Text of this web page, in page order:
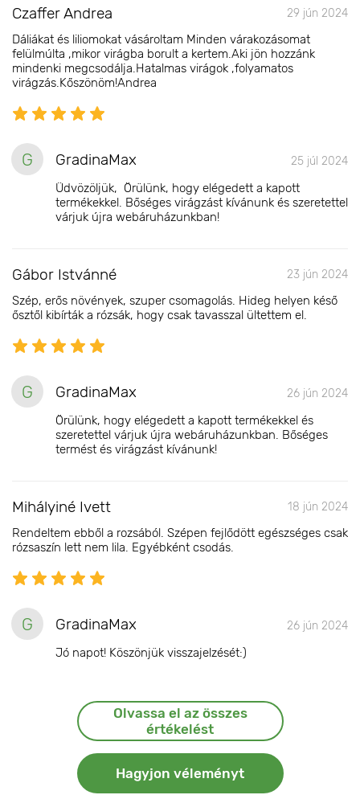
Czaffer Andrea 29 jún 2024
Dáliákat és liliomokat vásároltam Minden várakozásomat
felülmúlta ,mikor virágba borult a kertem.Aki jön hozzánk
mindenki megcsodálja.Hatalmas virágok ,folyamatos
virágzás.Kőszönöm!Andrea
G GradinaMax 25 júl 2024
Üdvözöljük, Örülünk, hogy elégedett a kapott
termékekkel. Bőséges virágzást kívánunk és szeretettel
várjuk újra webáruházunkban!
Gábor Istvánné 23 jún 2024
Szép, erős növények, szuper csomagolás. Hideg helyen késő
ősztől kibírták a rózsák, hogy csak tavasszal ültettem el.
G GradinaMax 26 jún 2024
Örülünk, hogy elégedett a kapott termékekkel és
szeretettel várjuk újra webáruházunkban. Bőséges
termést és virágzást kívánunk!
Mihályiné Ivett 18 jún 2024
Rendeltem ebből a rozsából. Szépen fejlődött egészséges csak
rózsaszín lett nem lila. Egyébként csodás.
G GradinaMax 26 jún 2024
Jó napot! Köszönjük visszajelzését:)
Olvassa el az összes
értékelést
Hagyjon véleményt